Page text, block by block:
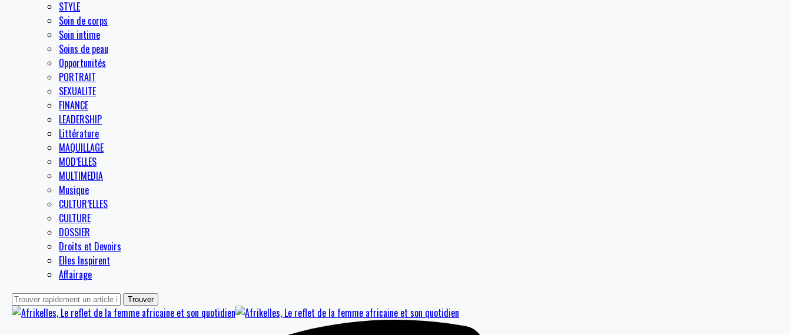
STYLE
Soin de corps
Soin intime
Soins de peau
Opportunités
PORTRAIT
SEXUALITE
FINANCE
LEADERSHIP
Littérature
MAQUILLAGE
MOD’ELLES
MULTIMEDIA
Musique
CULTUR’ELLES
CULTURE
DOSSIER
Droits et Devoirs
Elles Inspirent
Affairage